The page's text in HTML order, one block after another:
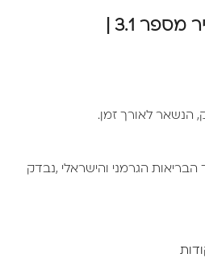
הנשאר לאורך זמן.
הבריאות הגרמני והישראלי ,נבדק